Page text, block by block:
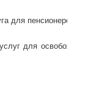
для пенсионеров
для